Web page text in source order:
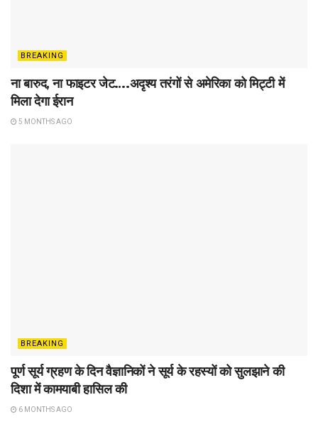
BREAKING
ना बारुद, ना फाइटर जेट….अदृश्य तरंगों से अमेरिका को मिट्टी में
मिला देगा ईरान
5 MONTHS AGO
BREAKING
पूर्ण सूर्य ग्रहण के दिन वैज्ञानिकों ने सूर्य के रहस्यों को सुलझाने की
दिशा में कामयाबी हासिल की
6 MONTHS AGO